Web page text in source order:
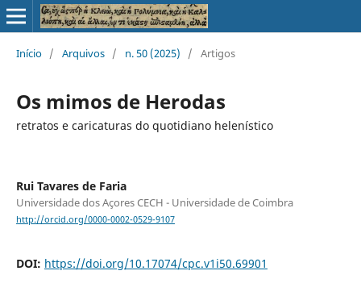
Início / Arquivos / n. 50 (2025) / Artigos
Os mimos de Herodas
retratos e caricaturas do quotidiano helenístico
Rui Tavares de Faria
Universidade dos Açores CECH - Universidade de Coimbra
http://orcid.org/0000-0002-0529-9107
DOI: https://doi.org/10.17074/cpc.v1i50.69901